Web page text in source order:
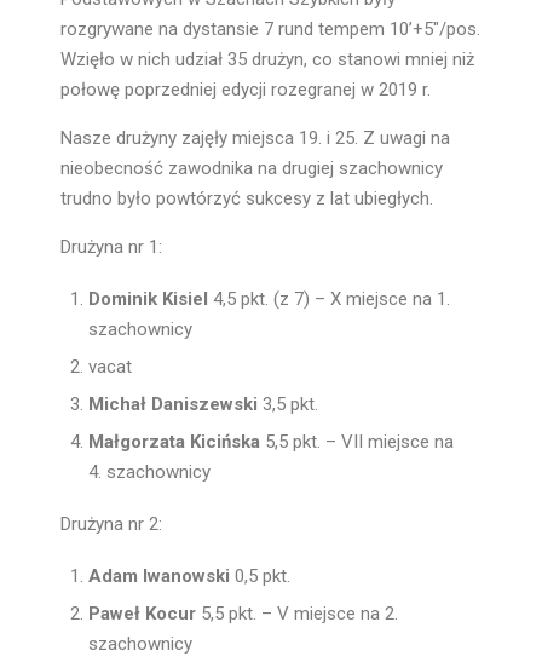
rozgrywane na dystansie 7 rund tempem 10’+5″/pos.
Wzięło w nich udział 35 drużyn, co stanowi mniej niż
połowę poprzedniej edycji rozegranej w 2019 r.
Nasze drużyny zajęły miejsca 19. i 25. Z uwagi na
nieobecność zawodnika na drugiej szachownicy
trudno było powtórzyć sukcesy z lat ubiegłych.
Drużyna nr 1:
Dominik Kisiel 4,5 pkt. (z 7) – X miejsce na 1.
szachownicy
vacat
Michał Daniszewski 3,5 pkt.
Małgorzata Kicińska5,5 pkt. – VII miejsce na
4. szachownicy
Drużyna nr 2:
Adam Iwanowski 0,5 pkt.
Paweł Kocur5,5 pkt. – V miejsce na 2.
szachownicy